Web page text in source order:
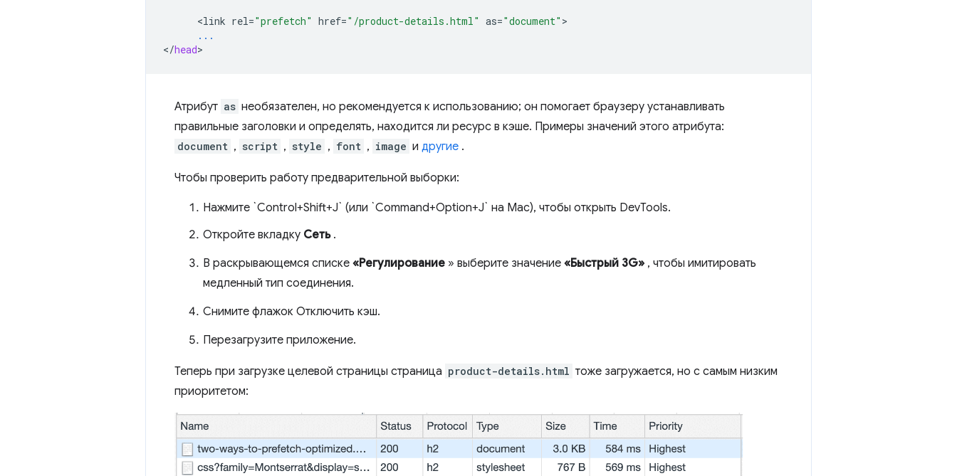
<link rel="prefetch" href="/product-details.html" as="document"
...
</head
Атрибут as необязателен, но рекомендуется к использованию; он помогает браузеру устанавливать
правильные заголовки и определять, находится ли ресурс в кэше. Примеры значений этого атрибута:
document , script , style , font , image и другие .
Чтобы проверить работу предварительной выборки:
Нажмите `Control+Shift+J` (или `Command+Option+J` на Mac), чтобы открыть DevTools.
Откройте вкладку Сеть.
В раскрывающемся списке «Регулирование » выберите значение «Быстрый 3G» , чтобы имитировать
медленный тип соединения.
Снимите флажок Отключить кэш.
Перезагрузите приложение.
Теперь при загрузке целевой страницы страница product-details.html тоже загружается, но с самым низким
приоритетом: